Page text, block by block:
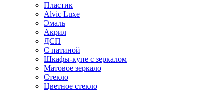
Пластик
Alvic Luxe
Эмаль
Акрил
ДСП
С патиной
Шкафы-купе с зеркалом
Матовое зеркало
Стекло
Цветное стекло